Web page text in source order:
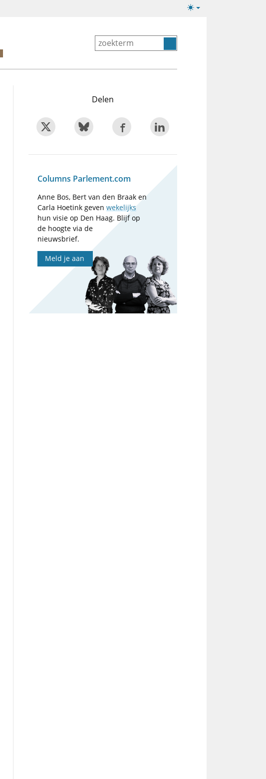
Lichte/donkere
Delen
Columns Parlement.com
Anne Bos, Bert van den Braak en
Carla Hoetink gevenwekelijks
hun visie op Den Haag. Blijf op
de hoogte via de
nieuwsbrief.
Meld je aan